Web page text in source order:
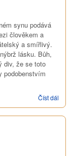
synu podává
člověkem a
a smířlivý.
lásku. Bůh,
div, že se toto
podobenstvím
Číst dál